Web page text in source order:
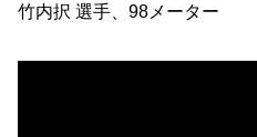
竹内択 選手、98メーター